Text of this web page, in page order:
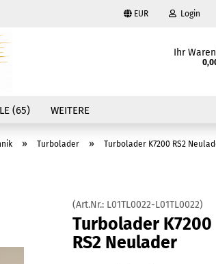
EUR
auswählen
Login
Konto erstellen
Passwort vergessen?
Ihr
(65) WEITERE
» Turbolader » Turbolader K7200 RS2
(Art.Nr.: L01TL0022-L01TL0022)
Turbolader K7200
RS2 Neulader